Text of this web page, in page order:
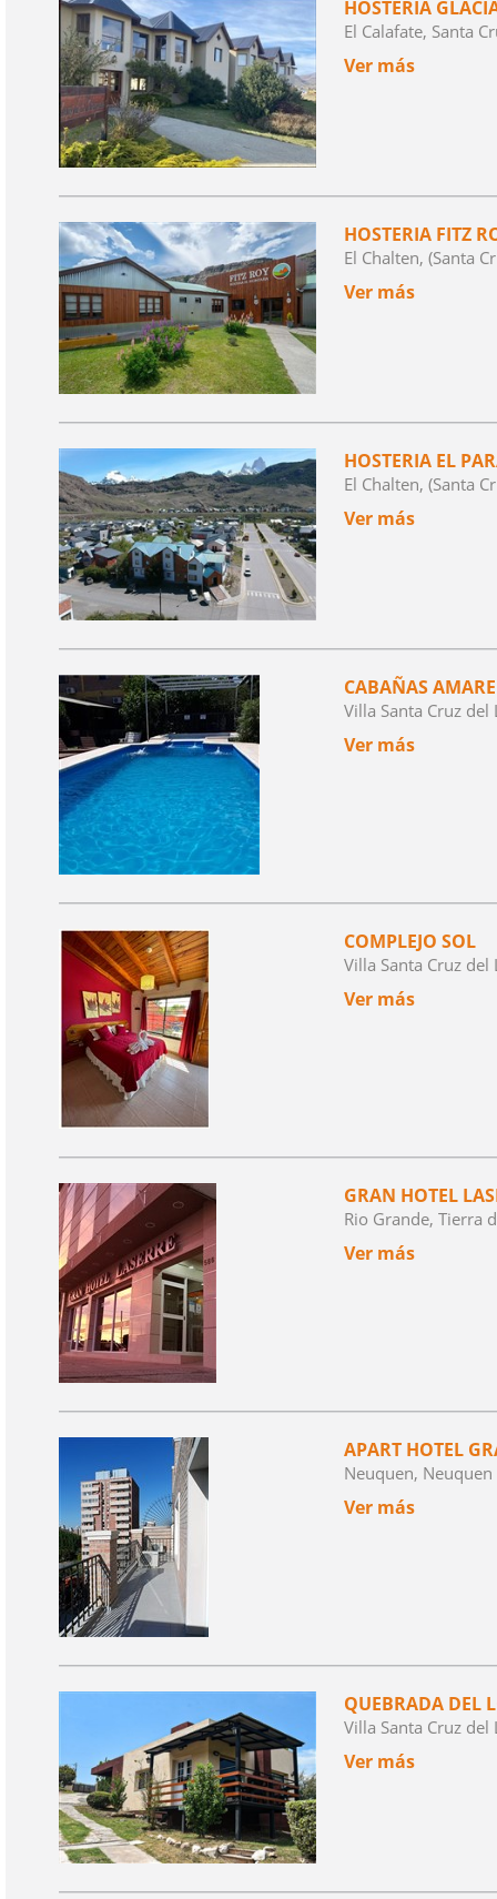
HOSTERÍA
El Calafate, Santa
Ver más
HOSTERIA FITZ
El Chalten, (Santa
Ver más
HOSTERIA EL
El Chalten, (Santa
Ver más
CABAÑAS
Villa Santa Cruz del
Ver más
COMPLEJO SOL
Villa Santa Cruz del
Ver más
GRAN HOTEL
Rio Grande, Tierra
Ver más
APART HOTEL
Neuquen, Neuquen
Ver más
QUEBRADA DEL
Villa Santa Cruz del
Ver más